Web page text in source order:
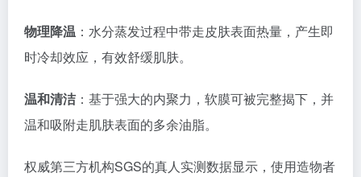
物理降温 ：水分蒸发过程中带走皮肤表面热量，产生即
时冷却效应，有效舒缓肌肤。
温和清洁：基于强大的内聚力，软膜可被完整揭下，并
温和吸附走肌肤表面的多余油脂。
权威第三方机构SGS的真人实测数据显示，使用造物者